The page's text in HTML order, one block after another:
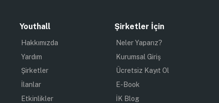
Youthall
Hakkımızda
Yardım
Şirketler
İlanlar
Etkinlikler
Şirketler İçin
Neler Yaparız?
Kurumsal Giriş
Ücretsiz Kayıt Ol
E-Book
İK Blog